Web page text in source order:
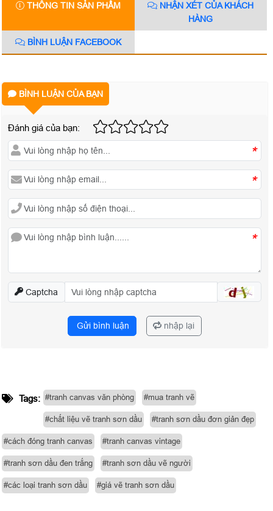
THÔNG TIN SẢN PHẨM
NHẬN XÉT CỦA KHÁCH
HÀNG
BÌNH LUẬN FACEBOOK
BÌNH LUẬN CỦA BẠN
Đánh giá của bạn:
*
*
*
Captcha
Gửi bình luận nhập lại
Tags: #tranh canvas văn phòng #mua tranh vẽ
#chất liệu vẽ tranh sơn dầu #tranh sơn dầu đơn giản đẹp
#cách đóng tranh canvas #tranh canvas vintage
#tranh sơn dầu đen trắng #tranh sơn dầu vẽ người
#các loại tranh sơn dầu #giá vẽ tranh sơn dầu